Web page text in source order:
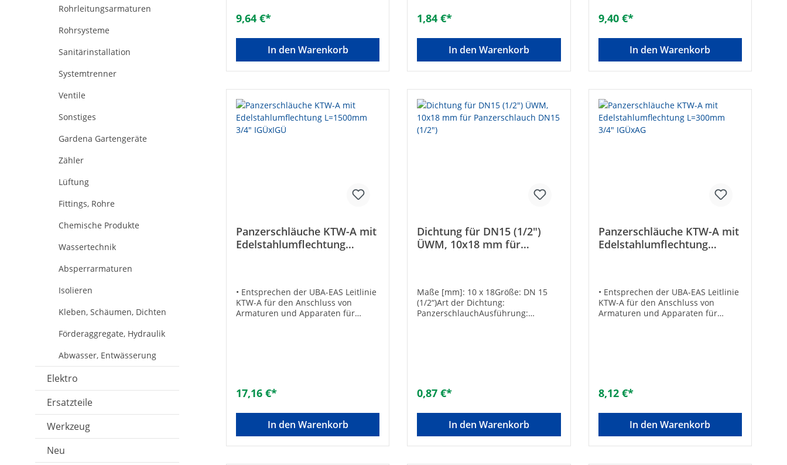
Rohrleitungsarmaturen
Rohrsysteme
Sanitärinstallation
Systemtrenner
Ventile
Sonstiges
Gardena Gartengeräte
Zähler
Lüftung
Fittings, Rohre
Chemische Produkte
Wassertechnik
Absperrarmaturen
Isolieren
Kleben, Schäumen, Dichten
Förderaggregate, Hydraulik
Abwasser, Entwässerung
Elektro
Ersatzteile
Werkzeug
Neu
auf Glykolbasis in handelsüblicher
Dosierung bis 50%• Betriebsdruck:
+70°C• Ohne Dichtungen1 x gerade
mit AG, 1 x 90° Bogen mit Überwurf
Länge [mm]: 800Größe: DN 15
(1/2")Typ: 1/2“Gesamtlänge [mm]:
9,64 €*
In den Warenkorb
Gewindemaß NPT: 1 1/4 Zoll
1,84 €*
In den Warenkorb
auf Glykolbasis in handelsüblicher
Dosierung bis 50%• Betriebsdruck:
+70°C• Ohne Dichtungen1 x gerade
mit zylindrischem AG, 1 x gerade
mit Überwurf Material:rostfreier
StahlGesamtlänge
1:AußengewindeAnschluss
2:ÜberwurfmutterGeeignet für
Wasser:JaGeeignet für Öl:NeinMax.
Mediumtemperatur (Dauerbetrieb)
9,40 €*
In den Warenkorb
Panzerschläuche KTW-A mit
Edelstahlumflechtung
• Entsprechen der UBA-EAS Leitlinie
KTW-A für den Anschluss von
Armaturen und Apparaten für
auf Glykolbasis in handelsüblicher
Dosierung bis 50%• Betriebsdruck: 6
+70°C• Ohne Dichtungen 2 x gerade
mit Überwurf Länge [mm]:
1500Größe: DN 20 (3/4")Material:
rostfreier StahlGesamtlänge [mm]:
17,16 €*
In den Warenkorb
Dichtung für DN15 (1/2")
ÜWM, 10x18 mm für
Maße [mm]: 10 x 18Größe: DN 15
(1/2“)Art der Dichtung:
PanzerschlauchAusführung:
Gewindemaß NPT: 1/2 Zoll
0,87 €*
In den Warenkorb
Panzerschläuche KTW-A mit
Edelstahlumflechtung
• Entsprechen der UBA-EAS Leitlinie
KTW-A für den Anschluss von
Armaturen und Apparaten für
auf Glykolbasis in handelsüblicher
Dosierung bis 50%• Betriebsdruck:
+70°C• Ohne Dichtungen1 x gerade
mit zylindrischem AG, 1 x gerade
mit ÜberwurfTechnische
DatenLänge [mm]: 300Größe: DN 20
8,12 €*
In den Warenkorb